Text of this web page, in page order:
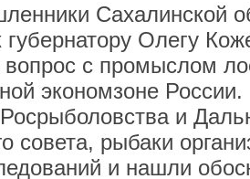
Сахалинской
губернатору Олегу
с промыслом
экономзоне
и
совета, рыбаки
и нашли